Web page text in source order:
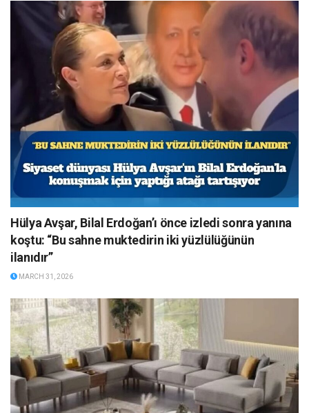
Hülya Avşar, Bilal Erdoğan’ı önce izledi sonra yanına
koştu: “Bu sahne muktedirin iki yüzlülüğünün
ilanıdır”
MARCH 31, 2026